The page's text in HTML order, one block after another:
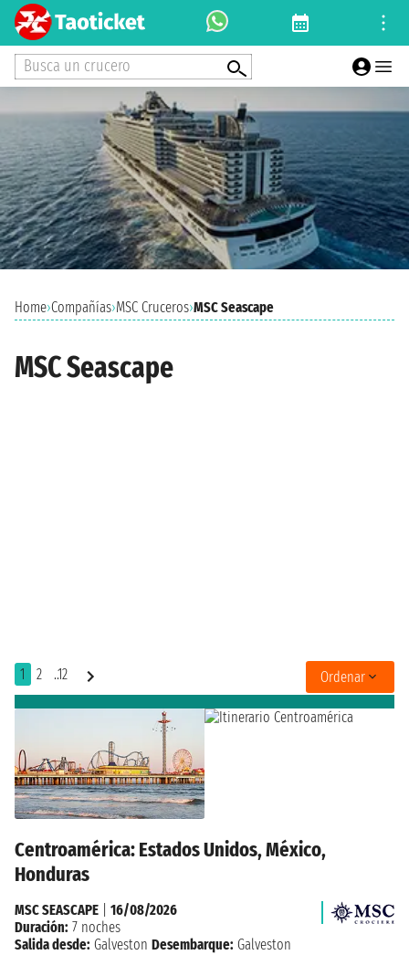
Busca un crucero
Home›Compañías›MSC Cruceros›MSC Seascape
MSC Seascape
1 2 ..12 Ordenar
Centroamérica: Estados Unidos, México,
Honduras
MSC SEASCAPE
16/08/2026
Duración: 7 noches
Salida desde: Galveston Desembarque: Galveston